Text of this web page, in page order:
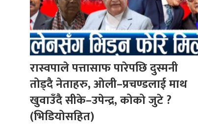
रास्वपाले पत्तासाफ पारेपछि दुस्मनी
तोड्दै नेताहरु, ओली–प्रचण्डलाई माथ
खुवाउँदै सीके–उपेन्द्र, कोको जुटे ?
(भिडियोसहित)